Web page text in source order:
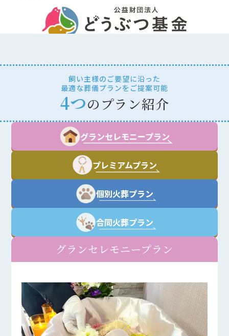
飼い主様のご要望に沿った
最適な葬儀プランをご提案可能
4つのプラン紹介
グランセレモニープラン
プレミアムプラン
個別火葬プラン
合同火葬プラン
グランセレモニープラン